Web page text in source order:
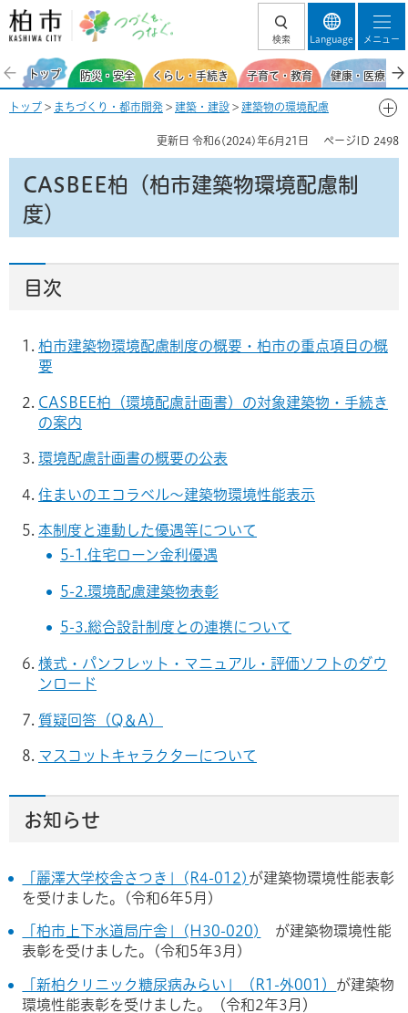
柏市 つづくを、
検索 Language メニュー
トップ 防災・安全 くらし・手続き 子育て・教育 健康・医療・
トップ > まちづくり・都市開発 > 建築・建設 > 建築物の環境配慮
更新日 令和6(2024)年6月21日 ページID 2498
CASBEE柏（柏市建築物環境配慮制
度）
目次
柏市建築物環境配慮制度の概要・柏市の重点項目の概
要
CASBEE柏（環境配慮計画書）の対象建築物・手続き
の案内
環境配慮計画書の概要の公表
住まいのエコラベル～建築物環境性能表示
本制度と連動した優遇等について
5-1.住宅ローン金利優遇
5-2.環境配慮建築物表彰
5-3.総合設計制度との連携について
様式・パンフレット・マニュアル・評価ソフトのダウ
ンロード
質疑回答（Q＆A）
マスコットキャラクターについて
お知らせ
「麗澤大学校舎さつき」(R4-012) が建築物環境性能表彰
を受けました。(令和6年5月)
「柏市上下水道局庁舎」(H30-020)
が建築物環境性能
表彰を受けました。(令和5年3月)
「新柏クリニック糖尿病みらい」（R1-外001） が建築物
環境性能表彰を受けました。（令和2年3月）